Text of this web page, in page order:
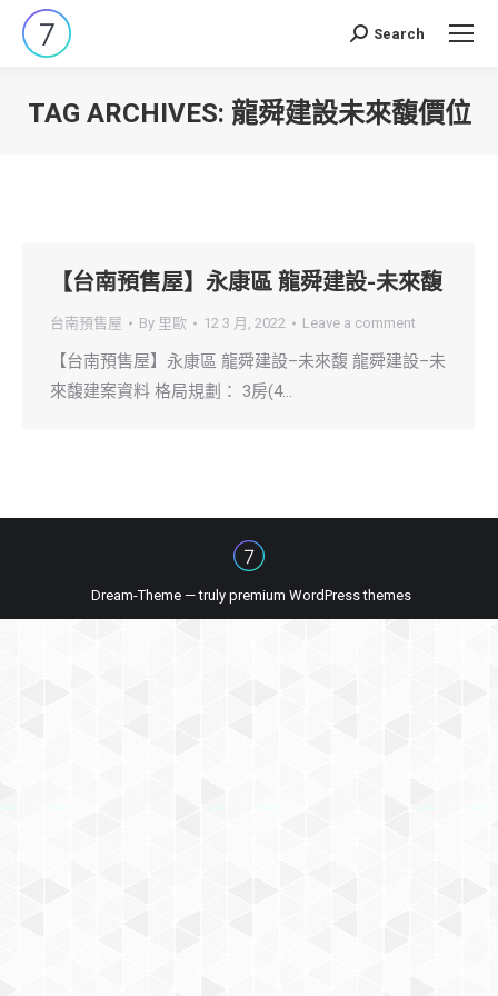
Search:
Search
TAG ARCHIVES: 龍舜建設未來馥價位
【台南預售屋】永康區 龍舜建設-未來馥
台南預售屋 By 里歐 12 3 月, 2022 Leave a comment
【台南預售屋】永康區 龍舜建設–未來馥 龍舜建設–未
來馥建案資料 格局規劃： 3房(4…
Dream-Theme — truly premium WordPress themes